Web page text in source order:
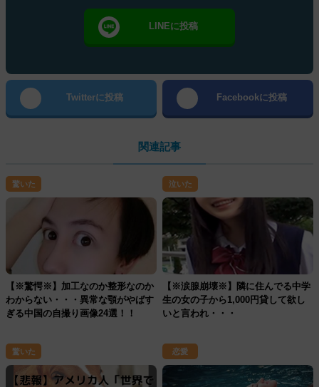
LINEに投稿
Twitterに投稿 Facebookに投稿
関連記事
驚いた
【※驚愕※】加工なのか整形なのか
わからない・・・異常な顎がやばす
ぎる中国の自撮り画像24選！！
泣いた
【※涙腺崩壊※】隣に住んでる中学
生の女の子から1,000円貸して欲し
いと言われ・・・
驚いた 恋愛